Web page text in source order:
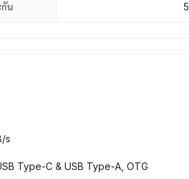
กัน
s
Type-C & USB Type-A, OTG